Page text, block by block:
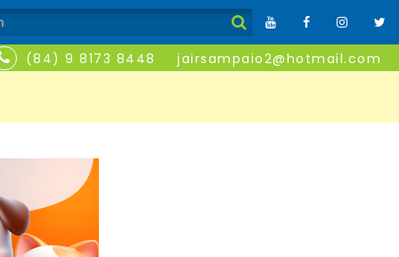
(84) 9 8173 8448 jairsampaio2@hotmail.com